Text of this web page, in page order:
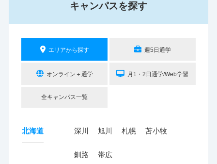
キャンパスを探す
エリアから探す 週5日通学
オンライン＋通学 月1・2日通学/Web学習
全キャンパス一覧
北海道 深川 旭川 札幌 苫小牧
釧路 帯広